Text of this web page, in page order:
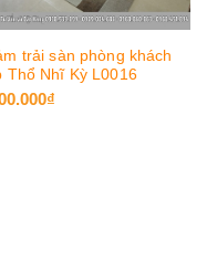
trải sàn phòng khách
Thổ Nhĩ Kỳ L0016